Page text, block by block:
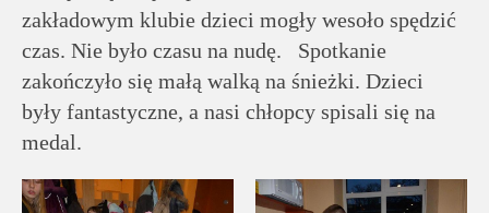
zakładowym klubie dzieci mogły wesoło spędzić
czas. Nie było czasu na nudę. Spotkanie
zakończyło się małą walką na śnieżki. Dzieci
były fantastyczne, a nasi chłopcy spisali się na
medal.